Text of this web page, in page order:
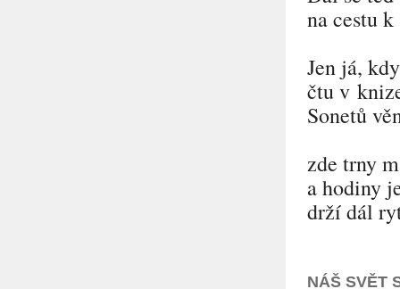
na cestu
Jen já,
čtu v
Sonetů
zde trny
a hodiny
drží dál
NÁŠ SVĚT